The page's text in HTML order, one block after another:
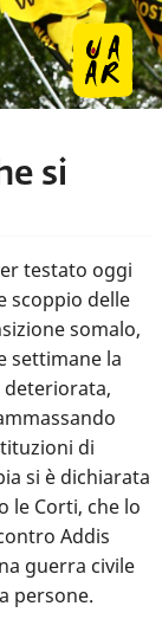
si
testato oggi
scoppio delle
somalo,
settimane la
deteriorata,
di
si è dichiarata
le Corti, che lo
Addis
guerra civile
persone.